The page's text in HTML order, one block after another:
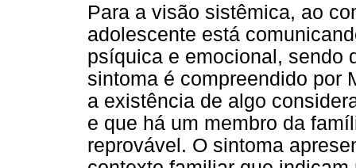
Para a visão sistêmica, ao
adolescente está
psíquica e emocional, sendo
sintoma é compreendido por
a existência de algo
e que há um membro da
reprovável. O sintoma